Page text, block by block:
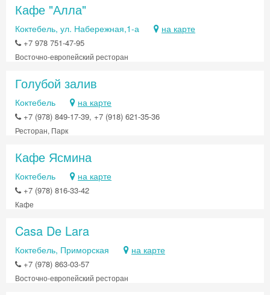
Кафе "Алла"
Коктебель, ул. Набережная,1-а на карте
+7 978 751-47-95
Восточно-европейский ресторан
Голубой залив
Коктебель на карте
+7 (978) 849-17-39, +7 (918) 621-35-36
Ресторан, Парк
Кафе Ясмина
Коктебель на карте
+7 (978) 816-33-42
Кафе
Casa De Lara
Коктебель, Приморская на карте
+7 (978) 863-03-57
Восточно-европейский ресторан